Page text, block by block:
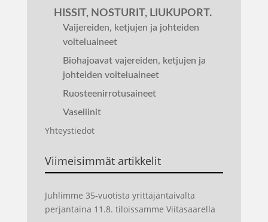
HISSIT, NOSTURIT, LIUKUPORT.
Vaijereiden, ketjujen ja johteiden
voiteluaineet
Biohajoavat vajereiden, ketjujen ja
johteiden voiteluaineet
Ruosteenirrotusaineet
Vaseliinit
Yhteystiedot
Viimeisimmät artikkelit
Juhlimme 35-vuotista yrittäjäntaivalta
perjantaina 11.8. tiloissamme Viitasaarella